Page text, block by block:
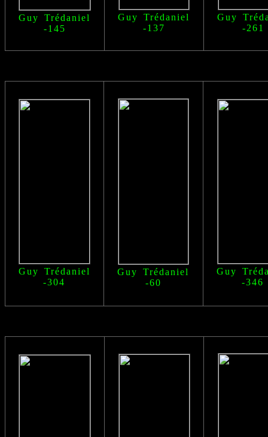
Guy Trédaniel
-145
Guy Trédaniel
-137
Guy
-261
Guy Trédaniel
-304
Guy Trédaniel
-60
Guy
-346